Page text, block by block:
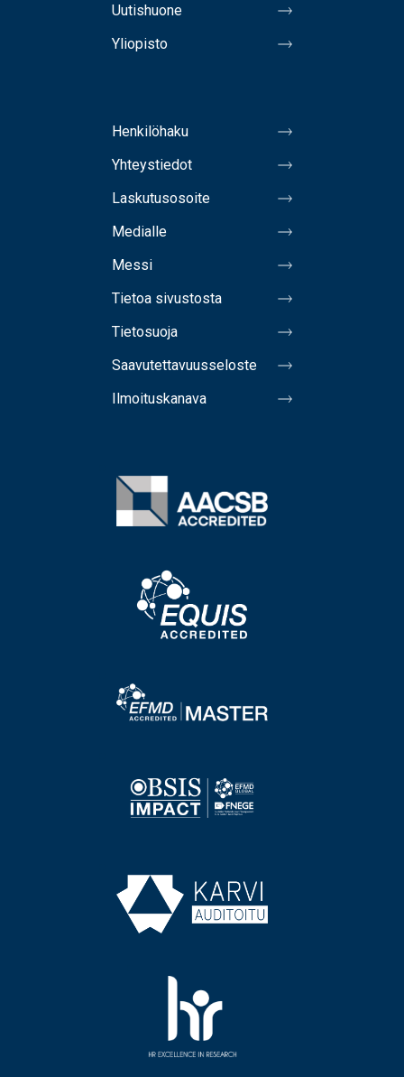
Uutishuone
Yliopisto
Henkilöhaku
Yhteystiedot
Laskutusosoite
Medialle
Messi
Tietoa sivustosta
Tietosuoja
Saavutettavuusseloste
Ilmoituskanava
Image
Image
Image
Image
Image
Image